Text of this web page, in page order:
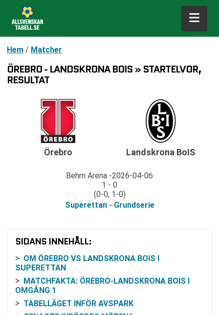
Hem / Matcher
ÖREBRO - LANDSKRONA BOIS » STARTELVOR,
RESULTAT
Örebro
Behrn Arena 2026-04-06
1 - 0
(0-0, 1-0)
Superettan - Grundserie
Landskrona BoIS
SIDANS INNEHÅLL:
OM ÖREBRO VS LANDSKRONA BOIS I
SUPERETTAN
MATCHFAKTA: ÖREBRO-LANDSKRONA BOIS I
OMGÅNG 1
TABELLÄGET INFÖR AVSPARK